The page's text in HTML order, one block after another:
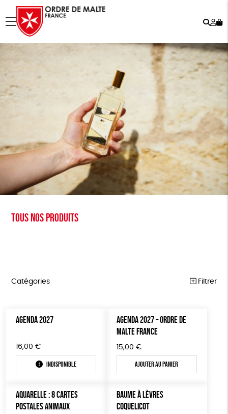
menu
Tous nos produits
Catégories Filtrer
MAISON
BIEN-ÊTRE
PAPETERIE
Par défaut
Nouveauté
Prix : du - cher au + cher
0 € - 50 €
50 € - 100 €
150 € - 200 €
Plus de 200€
Couleur
vert violet
Mots clés
Fabrication artisanale PEFC Fabriqué en Espagne
AGENDA 2027
16,00 €
Indisponible
AGENDA 2027 – ORDRE DE
MALTE FRANCE
15,00 €
Ajouter au panier
AQUARELLE : 8 CARTES
POSTALES ANIMAUX
BAUME À LÈVRES
COQUELICOT